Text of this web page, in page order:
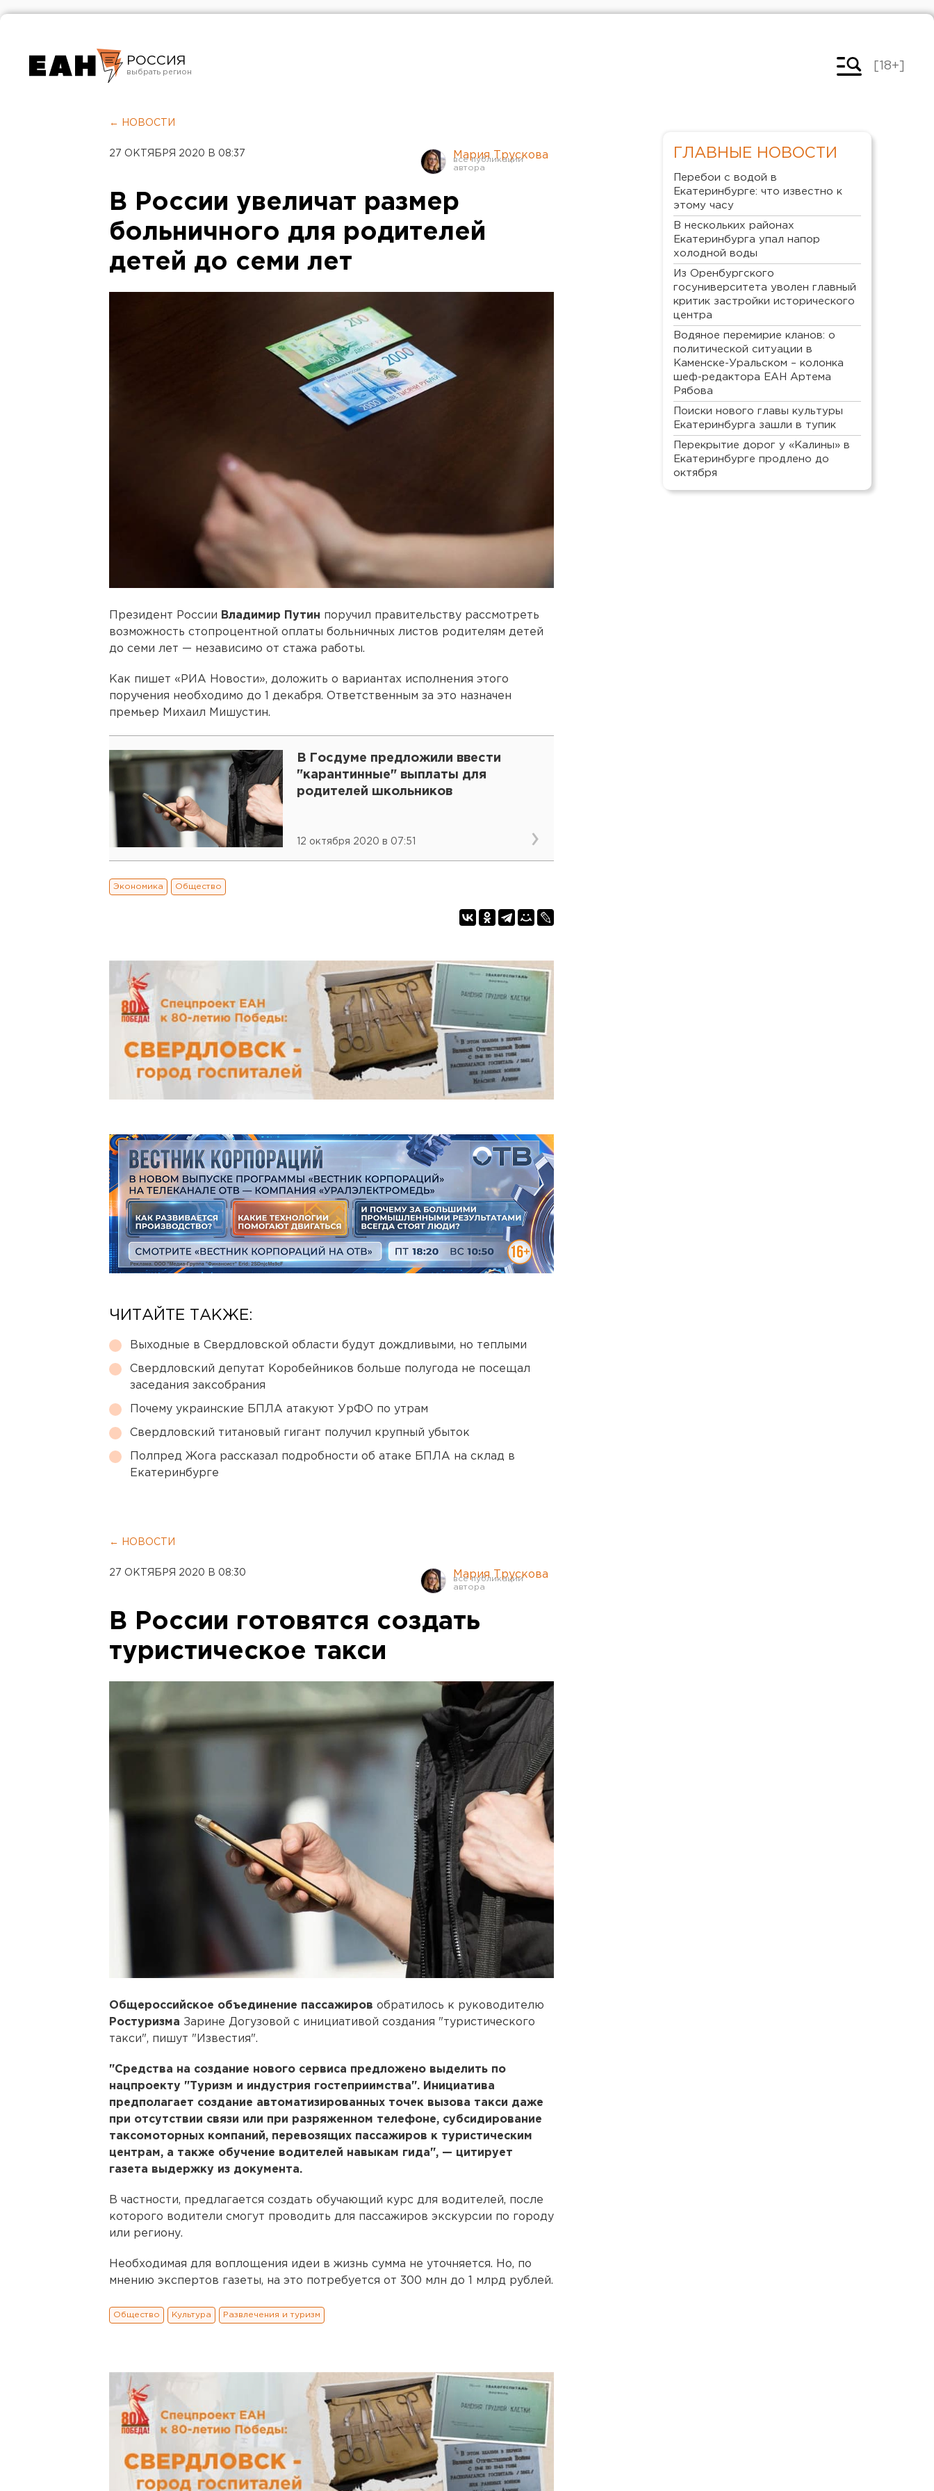
РОССИЯ
Челябинск
[18+]
← НОВОСТИ
27 ОКТЯБРЯ 2020 В 08:37 Мария Трускова
В России увеличат размер
больничного для родителей
детей до семи лет
Президент России Владимир Путин поручил правительству рассмотреть
возможность стопроцентной оплаты больничных листов родителям детей
до семи лет — независимо от стажа работы.
Как пишет «РИА Новости», доложить о вариантах исполнения этого
поручения необходимо до 1 декабря. Ответственным за это назначен
премьер Михаил Мишустин.
В Госдуме предложили ввести
"карантинные" выплаты для
родителей школьников
12 октября 2020 в 07:51
Экономика Общество
ЧИТАЙТЕ ТАКЖЕ:
Выходные в Свердловской области будут дождливыми, но теплыми
Свердловский депутат Коробейников больше полугода не посещал
заседания заксобрания
Почему украинские БПЛА атакуют УрФО по утрам
Свердловский титановый гигант получил крупный убыток
Полпред Жога рассказал подробности об атаке БПЛА на склад в
Екатеринбурге
← НОВОСТИ
27 ОКТЯБРЯ 2020 В 08:30 Мария Трускова
В России готовятся создать
туристическое такси
Общероссийское объединение пассажиров обратилось к руководителю
Ростуризма Зарине Догузовой с инициативой создания "туристического
такси", пишут "Известия".
"Средства на создание нового сервиса предложено выделить по
нацпроекту "Туризм и индустрия гостеприимства". Инициатива
предполагает создание автоматизированных точек вызова такси даже
при отсутствии связи или при разряженном телефоне, субсидирование
таксомоторных компаний, перевозящих пассажиров к туристическим
центрам, а также обучение водителей навыкам гида", — цитирует
газета выдержку из документа.
В частности, предлагается создать обучающий курс для водителей, после
которого водители смогут проводить для пассажиров экскурсии по городу
или региону.
Необходимая для воплощения идеи в жизнь сумма не уточняется. Но, по
мнению экспертов газеты, на это потребуется от 300 млн до 1 млрд рублей.
Общество Культура Развлечения и туризм
ГЛАВНЫЕ НОВОСТИ
Перебои с водой в
Екатеринбурге: что известно к
этому часу
В нескольких районах
Екатеринбурга упал напор
холодной воды
Из Оренбургского
госуниверситета уволен главный
критик застройки исторического
центра
Водяное перемирие кланов: о
политической ситуации в
Каменске-Уральском – колонка
шеф-редактора ЕАН Артема
Рябова
Поиски нового главы культуры
Екатеринбурга зашли в тупик
Перекрытие дорог у «Калины» в
Екатеринбурге продлено до
октября